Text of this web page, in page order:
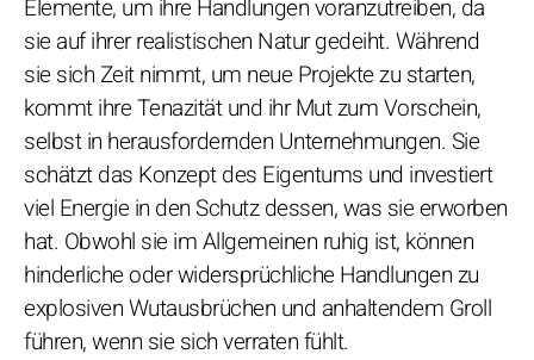
Elemente, um ihre Handlungen voranzutreiben, da
sie auf ihrer realistischen Natur gedeiht. Während
sie sich Zeit nimmt, um neue Projekte zu starten,
kommt ihre Tenazität und ihr Mut zum Vorschein,
selbst in herausfordernden Unternehmungen. Sie
schätzt das Konzept des Eigentums und investiert
viel Energie in den Schutz dessen, was sie erworben
hat. Obwohl sie im Allgemeinen ruhig ist, können
hinderliche oder widersprüchliche Handlungen zu
explosiven Wutausbrüchen und anhaltendem Groll
führen, wenn sie sich verraten fühlt.